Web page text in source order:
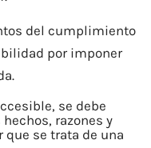
del cumplimiento
por imponer
se debe
razones y
se trata de una